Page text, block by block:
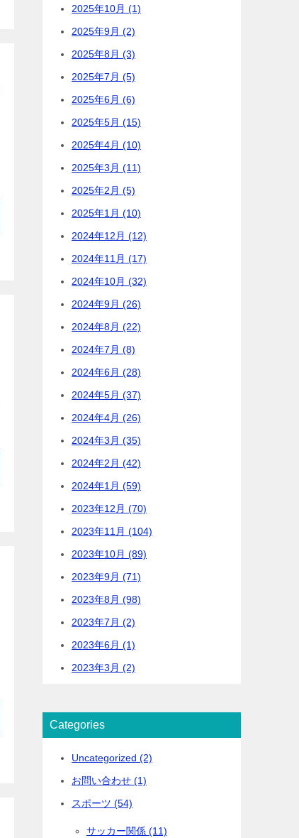
2025年10月 (1)
2025年9月 (2)
2025年8月 (3)
2025年7月 (5)
2025年6月 (6)
2025年5月 (15)
2025年4月 (10)
2025年3月 (11)
2025年2月 (5)
2025年1月 (10)
2024年12月 (12)
2024年11月 (17)
2024年10月 (32)
2024年9月 (26)
2024年8月 (22)
2024年7月 (8)
2024年6月 (28)
2024年5月 (37)
2024年4月 (26)
2024年3月 (35)
2024年2月 (42)
2024年1月 (59)
2023年12月 (70)
2023年11月 (104)
2023年10月 (89)
2023年9月 (71)
2023年8月 (98)
2023年7月 (2)
2023年6月 (1)
2023年3月 (2)
Categories
Uncategorized (2)
お問い合わせ (1)
スポーツ (54)
サッカー関係 (11)